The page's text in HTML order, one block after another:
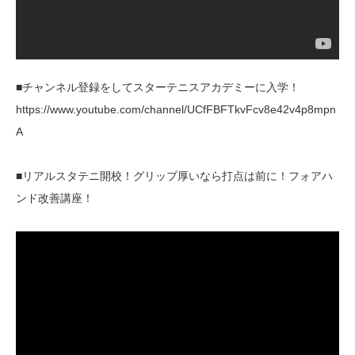
■チャンネル登録をしてスターテニスアカデミーに入学！
https://www.youtube.com/channel/UCfFBFTkvFcv8e42v4p8mpn
A
■リアルスタテニ開校！グリップ厚いなら打点は前に！フォアハ
ンド改善講座！